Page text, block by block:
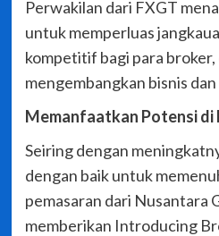
Perwakilan dari FXGT
untuk memperluas
kompetitif bagi para
mengembangkan bisnis
Memanfaatkan Potensi di
Seiring dengan
dengan baik untuk
pemasaran dari Nusantara
memberikan Introducing